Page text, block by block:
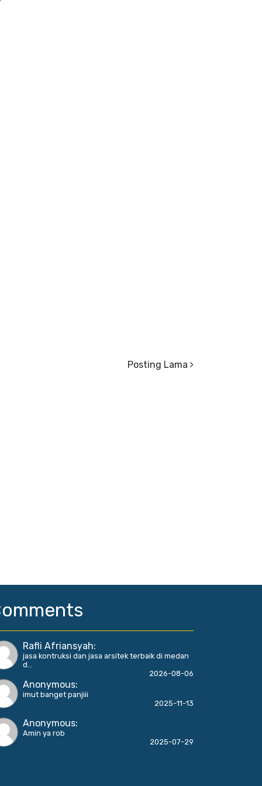
Posting Lama
Rafli Afriansyah:
jasa kontruksi dan jasa arsitek terbaik di medan
d...
2026-08-06
Anonymous:
imut banget panjiii
2025-11-13
Anonymous:
Amin ya rob
2025-07-29